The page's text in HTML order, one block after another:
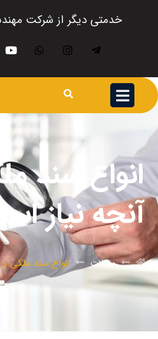
خدمتی دیگر از شرکت
انواع سند
آنچه نیاز
مقالات انواع سند ملکی و